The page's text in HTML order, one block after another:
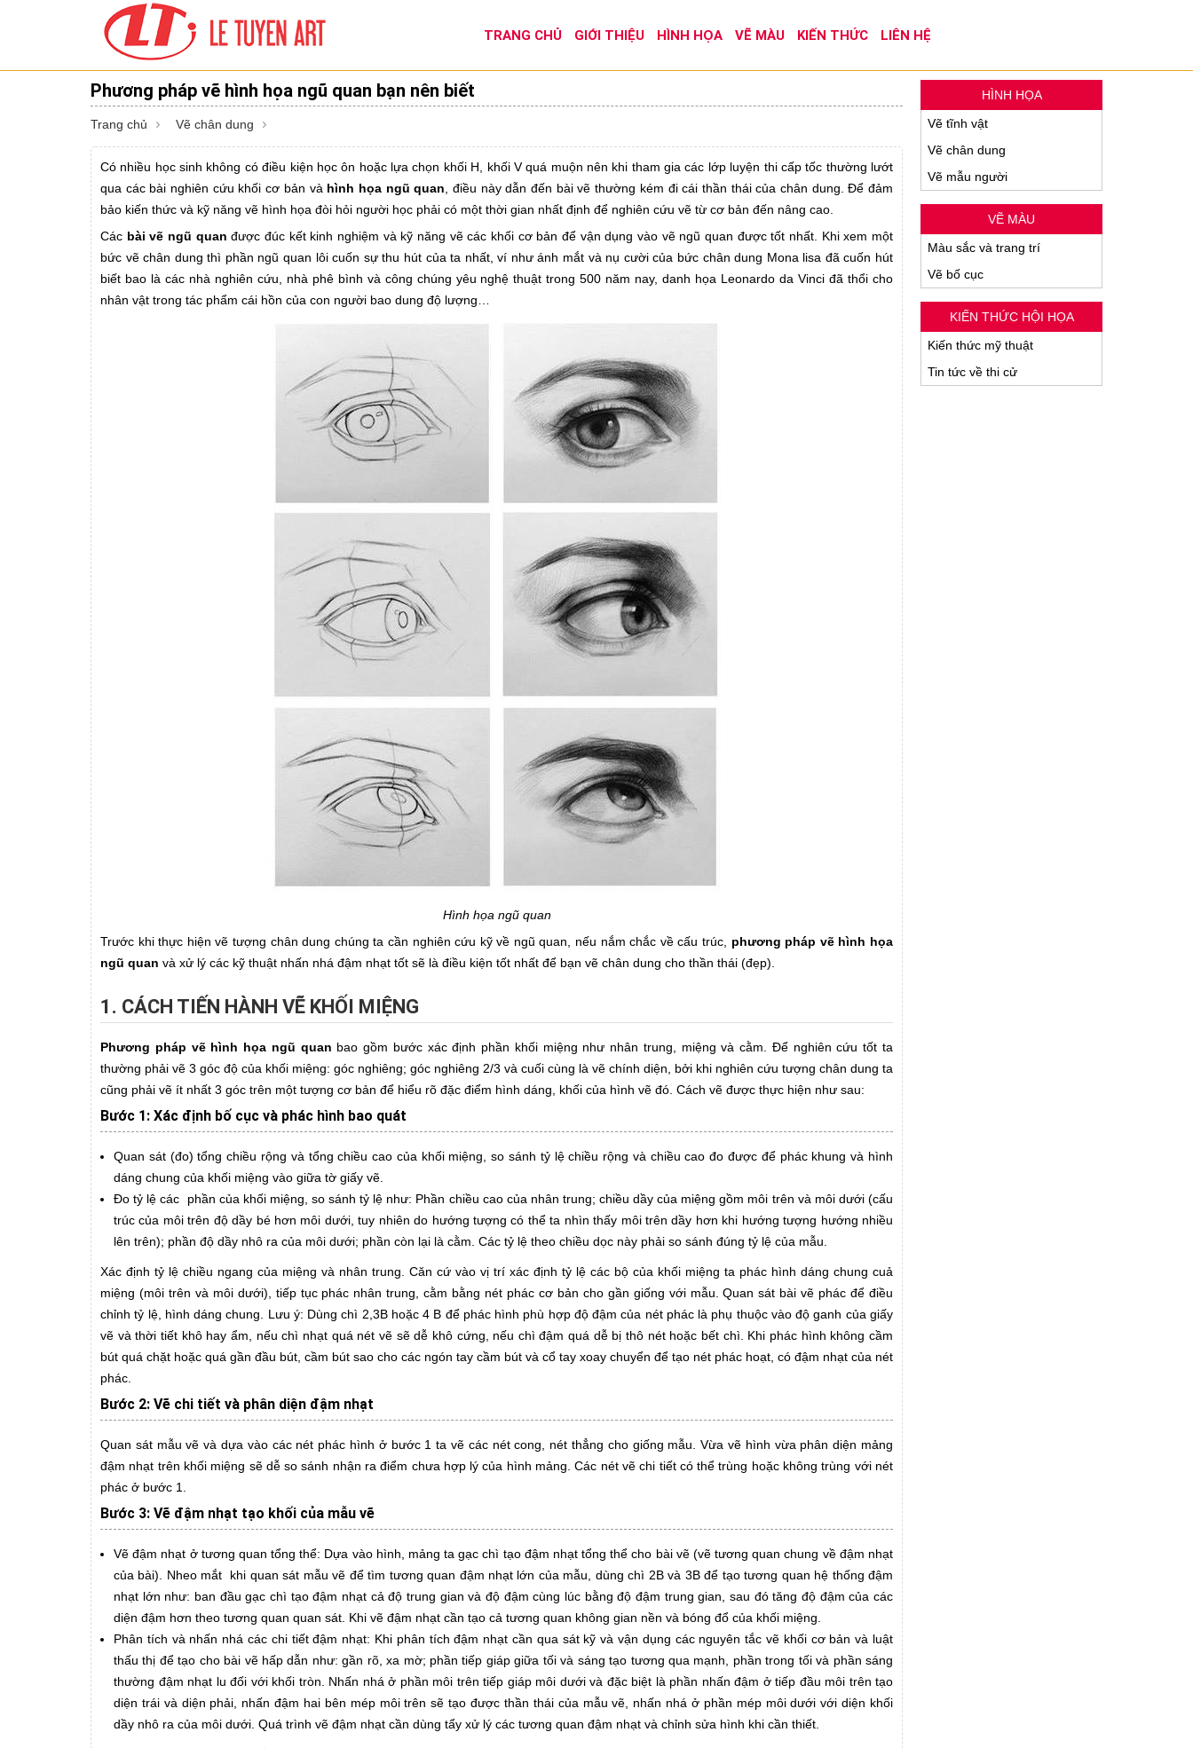
TRANG CHỦ GIỚI THIỆU HÌNH HỌA VẼ MÀU KIẾN THỨC LIÊN HỆ
Phương pháp vẽ hình họa ngũ quan bạn nên biết
Trang chủ Vẽ chân dung
Có nhiều học sinh không có điều kiện học ôn hoặc lựa chọn khối H, khối V quá muộn nên khi tham gia các lớp luyện thi cấp tốc thường lướt
qua các bài nghiên cứu khối cơ bản và hình họa ngũ quan , điều này dẫn đến bài vẽ thường kém đi cái thần thái của chân dung. Để đảm
bảo kiến thức và kỹ năng vẽ hình họa đòi hỏi người học phải có một thời gian nhất định để nghiên cứu vẽ từ cơ bản đến nâng cao.
Các bài vẽ ngũ quan được đúc kết kinh nghiệm và kỹ năng vẽ các khối cơ bản để vận dụng vào vẽ ngũ quan được tốt nhất. Khi xem một
bức vẽ chân dung thì phần ngũ quan lôi cuốn sự thu hút của ta nhất, ví như ánh mắt và nụ cười của bức chân dung Mona lisa đã cuốn hút
biết bao là các nhà nghiên cứu, nhà phê bình và công chúng yêu nghệ thuật trong 500 năm nay, danh họa Leonardo da Vinci đã thổi cho
nhân vật trong tác phẩm cái hồn của con người bao dung độ lượng…
Hình họa ngũ quan
Trước khi thực hiện vẽ tượng chân dung chúng ta cần nghiên cứu kỹ về ngũ quan, nếu nắm chắc về cấu trúc, phương pháp vẽ hình họa
ngũ quan và xử lý các kỹ thuật nhấn nhá đậm nhạt tốt sẽ là điều kiện tốt nhất để bạn vẽ chân dung cho thần thái (đẹp).
1. CÁCH TIẾN HÀNH VẼ KHỐI MIỆNG
Phương pháp vẽ hình họa ngũ quan bao gồm bước xác định phần khối miệng như nhân trung, miệng và cằm. Để nghiên cứu tốt ta
thường phải vẽ 3 góc độ của khối miệng: góc nghiêng; góc nghiêng 2/3 và cuối cùng là vẽ chính diện, bởi khi nghiên cứu tượng chân dung ta
cũng phải vẽ ít nhất 3 góc trên một tượng cơ bản để hiểu rõ đặc điểm hình dáng, khối của hình vẽ đó. Cách vẽ được thực hiện như sau:
Bước 1: Xác định bố cục và phác hình bao quát
Quan sát (đo) tổng chiều rộng và tổng chiều cao của khối miệng, so sánh tỷ lệ chiều rộng và chiều cao đo được để phác khung và hình
dáng chung của khối miệng vào giữa tờ giấy vẽ.
Đo tỷ lệ các phần của khối miệng, so sánh tỷ lệ như: Phần chiều cao của nhân trung; chiều dầy của miệng gồm môi trên và môi dưới (cấu
trúc của môi trên độ dầy bé hơn môi dưới, tuy nhiên do hướng tượng có thể ta nhìn thấy môi trên dầy hơn khi hướng tượng hướng nhiều
lên trên); phần độ dầy nhô ra của môi dưới; phần còn lại là cằm. Các tỷ lệ theo chiều dọc này phải so sánh đúng tỷ lệ của mẫu.
Xác định tỷ lệ chiều ngang của miệng và nhân trung. Căn cứ vào vị trí xác định tỷ lệ các bộ của khối miệng ta phác hình dáng chung cuả
miệng (môi trên và môi dưới), tiếp tục phác nhân trung, cằm bằng nét phác cơ bản cho gần giống với mẫu. Quan sát bài vẽ phác để điều
chỉnh tỷ lệ, hình dáng chung. Lưu ý: Dùng chì 2,3B hoặc 4 B để phác hình phù hợp độ đậm của nét phác là phụ thuộc vào độ ganh của giấy
vẽ và thời tiết khô hay ẩm, nếu chì nhạt quá nét vẽ sẽ dễ khô cứng, nếu chì đậm quá dễ bị thô nét hoặc bết chì. Khi phác hình không cầm
bút quá chặt hoặc quá gần đầu bút, cầm bút sao cho các ngón tay cầm bút và cổ tay xoay chuyển để tạo nét phác hoạt, có đậm nhạt của nét
phác.
Bước 2: Vẽ chi tiết và phân diện đậm nhạt
Quan sát mẫu vẽ và dựa vào các nét phác hình ở bước 1 ta vẽ các nét cong, nét thẳng cho giống mẫu. Vừa vẽ hình vừa phân diện mảng
đậm nhạt trên khối miệng sẽ dễ so sánh nhận ra điểm chưa hợp lý của hình mảng. Các nét vẽ chi tiết có thể trùng hoặc không trùng với nét
phác ở bước 1.
Bước 3: Vẽ đậm nhạt tạo khối của mẫu vẽ
Vẽ đậm nhạt ở tương quan tổng thể: Dựa vào hình, mảng ta gạc chì tạo đậm nhạt tổng thể cho bài vẽ (vẽ tương quan chung về đậm nhạt
của bài). Nheo mắt khi quan sát mẫu vẽ để tìm tương quan đậm nhạt lớn của mẫu, dùng chì 2B và 3B để tạo tương quan hệ thống đậm
nhạt lớn như: ban đầu gạc chì tạo đậm nhạt cả độ trung gian và độ đậm cùng lúc bằng độ đậm trung gian, sau đó tăng độ đậm của các
diện đậm hơn theo tương quan quan sát. Khi vẽ đậm nhạt cần tạo cả tương quan không gian nền và bóng đổ của khối miệng.
Phân tích và nhấn nhá các chi tiết đậm nhạt: Khi phân tích đậm nhạt cần qua sát kỹ và vận dụng các nguyên tắc vẽ khối cơ bản và luật
thấu thị để tạo cho bài vẽ hấp dẫn như: gần rõ, xa mờ; phần tiếp giáp giữa tối và sáng tạo tương qua mạnh, phần trong tối và phần sáng
thường đậm nhạt lu đối với khối tròn. Nhấn nhá ở phần môi trên tiếp giáp môi dưới và đặc biệt là phần nhấn đậm ở tiếp đầu môi trên tạo
diện trái và diện phải, nhấn đậm hai bên mép môi trên sẽ tạo được thần thái của mẫu vẽ, nhấn nhá ở phần mép môi dưới với diện khối
dầy nhô ra của môi dưới. Quá trình vẽ đậm nhạt cần dùng tẩy xử lý các tương quan đậm nhạt và chỉnh sửa hình khi cần thiết.
HÌNH HỌA
Vẽ tĩnh vật
Vẽ chân dung
Vẽ mẫu người
VẼ MÀU
Màu sắc và trang trí
Vẽ bố cục
KIẾN THỨC HỘI HỌA
Kiến thức mỹ thuật
Tin tức về thi cử